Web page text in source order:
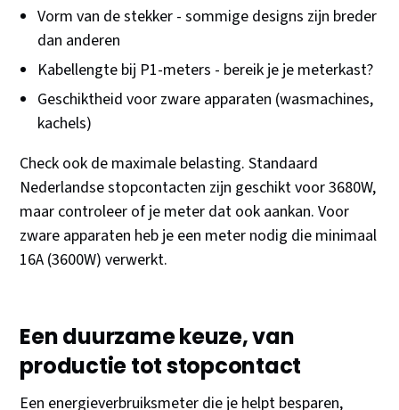
Vorm van de stekker - sommige designs zijn breder
dan anderen
Kabellengte bij P1-meters - bereik je je meterkast?
Geschiktheid voor zware apparaten (wasmachines,
kachels)
Check ook de maximale belasting. Standaard
Nederlandse stopcontacten zijn geschikt voor 3680W,
maar controleer of je meter dat ook aankan. Voor
zware apparaten heb je een meter nodig die minimaal
16A (3600W) verwerkt.
Een duurzame keuze, van
productie tot stopcontact
Een energieverbruiksmeter die je helpt besparen,